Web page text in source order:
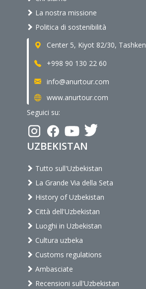
La nostra missione
Politica di sostenibilità
Center 5, Kiyot 82/30,
+998 90 130 22 60
info@anurtour.com
www.anurtour.com
Seguici su:
UZBEKISTAN
Tutto sull'Uzbekistan
La Grande Via della Seta
History of Uzbekistan
Città dell'Uzbekistan
Luoghi in Uzbekistan
Cultura uzbeka
Customs regulations
Ambasciate
Recensioni sull'Uzbekistan